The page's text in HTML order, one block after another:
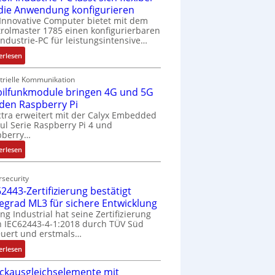
Anwendung konfigurieren
Computer bietet mit dem
1785 einen konfigurierbaren
PC für leistungsintensive…
:
1
9
-
Z
o
l
l
-
I
d
u
s
t
r
i
e
Kommunikation
bringen 4G und 5G
Raspberry Pi
erweitert mit der Calyx Embedded
Serie Raspberry Pi 4 und
:
M
b
i
l
f
u
n
k
Zertifizierung bestätigt
ML3 für sichere Entwicklung
Industrial hat seine Zertifizierung
IEC62443-4-1:2018 durch TÜV Süd
und erstmals…
:
I
E
mit